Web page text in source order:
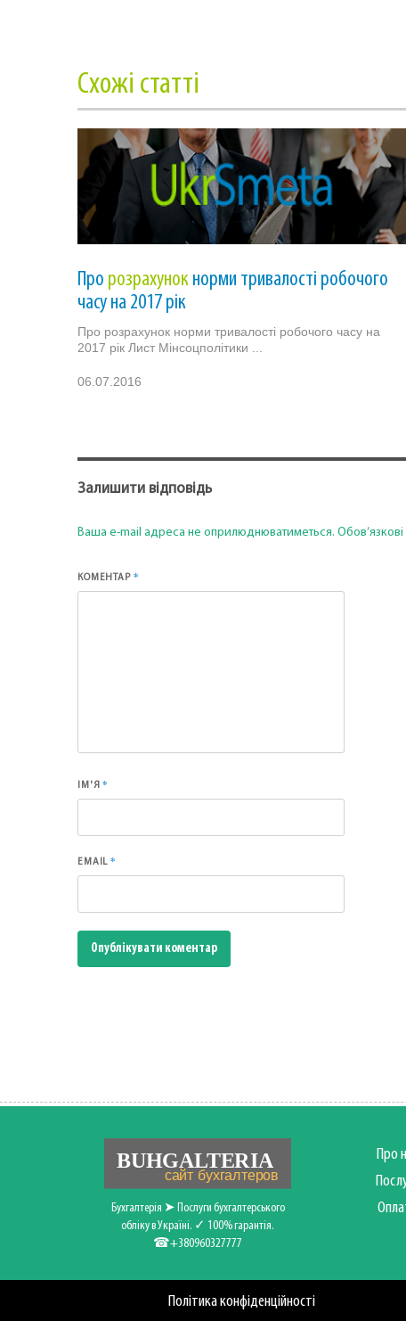
Cхожі статті
Про розрахунок норми тривалості робочого
часу на 2017 рік
Про розрахунок норми тривалості робочого часу на
2017 рік Лист Мінсоцполітики ...
06.07.2016
Залишити відповідь
Ваша e-mail адреса не оприлюднюватиметься.
КОМЕНТАР *
ІМ'Я*
EMAIL*
Бухгалтерія ➤ Послуги бухгалтерського
обліку в Україні. ✓ 100% гарантія.
☎+380960327777
Про
Політика конфіденційності